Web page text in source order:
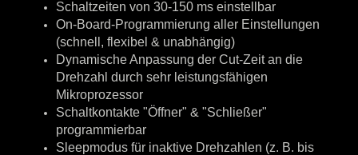
Schaltzeiten von 30-150 ms einstellbar
On-Board-Programmierung aller Einstellungen
(schnell, flexibel & unabhängig)
Dynamische Anpassung der Cut-Zeit an die
Drehzahl durch sehr leistungsfähigen
Mikroprozessor
Schaltkontakte "Öffner" & "Schließer"
programmierbar
Sleepmodus für inaktive Drehzahlen (z. B. bis